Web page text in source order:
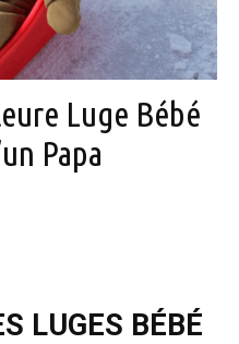
Luge Bébé
Papa
LUGES BÉBÉ